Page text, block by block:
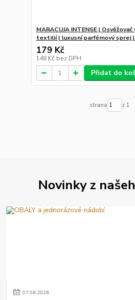
MARACUJA INTENSE | Osvěžovač
textilií | luxusní parfémový sprej |
179 Kč
148 Kč bez DPH
Přidat do
strana z 1
Novinky z
07.06.2026